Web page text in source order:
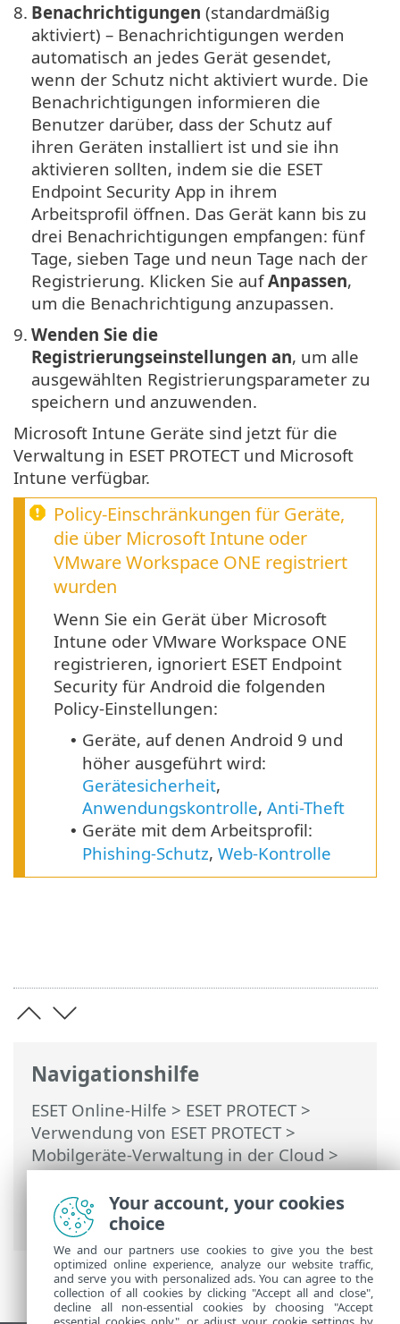
Navigationshilfe
ESET Online-Hilfe > ESET PROTECT>
Verwendung von ESET PROTECT>
Mobilgeräte-Verwaltung in der Cloud>
Registrierung – Mobilgeräte hinzufügen
> Microsoft Intune-Synchronisierung
(Android)
8. Benachrichtigungen (standardmäßig
aktiviert) – Benachrichtigungen werden
automatisch an jedes Gerät gesendet,
wenn der Schutz nicht aktiviert wurde. Die
Benachrichtigungen informieren die
Benutzer darüber, dass der Schutz auf
ihren Geräten installiert ist und sie ihn
aktivieren sollten, indem sie die ESET
Endpoint Security App in ihrem
Arbeitsprofil öffnen. Das Gerät kann bis zu
drei Benachrichtigungen empfangen: fünf
Tage, sieben Tage und neun Tage nach der
Registrierung. Klicken Sie aufAnpassen,
um die Benachrichtigung anzupassen.
9. Wenden Sie die
Registrierungseinstellungen an, um alle
ausgewählten Registrierungsparameter zu
speichern und anzuwenden.
Microsoft Intune Geräte sind jetzt für die
Verwaltung in ESET PROTECT und Microsoft
Intune verfügbar.
Policy-Einschränkungen für Geräte,
die über Microsoft Intune oder
VMware Workspace ONE registriert
wurden
Wenn Sie ein Gerät über Microsoft
Intune oder VMware Workspace ONE
registrieren, ignoriert ESET Endpoint
Security für Android die folgenden
Policy-Einstellungen:
• Geräte, auf denen Android 9 und
höher ausgeführt wird:
Gerätesicherheit,
Anwendungskontrolle, Anti-Theft
• Geräte mit dem Arbeitsprofil:
Phishing-Schutz, Web-Kontrolle
Your account, your cookies
choice
We and our partners use cookies to give you the best
optimized online experience, analyze our website traffic,
and serve you with personalized ads. You can agree to the
collection of all cookies by clicking "Accept all and close",
decline all non-essential cookies by choosing "Accept